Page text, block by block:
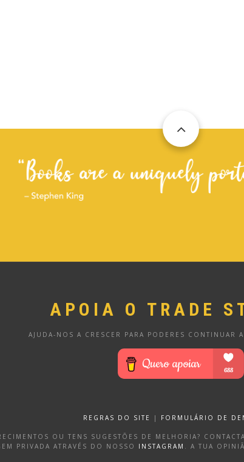
APOIA O TRADE
AJUDA-NOS A CRESCER PARA PODERES CONTINUAR
REGRAS DO SITE | FORMULÁRIO DE
OU TENS SUGESTÕES DE MELHORIA?
PRIVADA ATRAVÉS DO NOSSO
INSTAGRAM . A TUA